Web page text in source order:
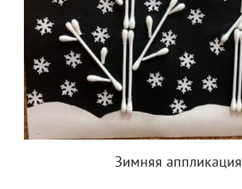
Зимняя аппликация